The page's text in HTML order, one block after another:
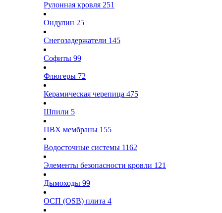
Рулонная кровля 251
Ондулин 25
Снегозадержатели 145
Софиты 99
Флюгеры 72
Керамическая черепица 475
Шпили 5
ПВХ мембраны 155
Водосточные системы 1162
Элементы безопасности кровли 121
Дымоходы 99
ОСП (OSB) плита 4